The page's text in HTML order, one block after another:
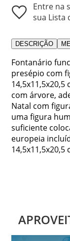
Entre na
sua Lista
DESCRIÇÃO
Fontanário
presépio com
com árvore,
Natal com
uma figura
suficiente
europeia